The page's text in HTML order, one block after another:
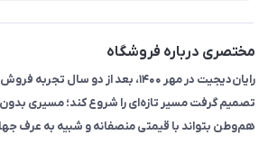
مختصری درباره فروشگاه
رایان‌دیجیت در مهر ۱۴۰۰، بعد از دو سال
تصمیم گرفت مسیر تازه‌ای را شروع کند؛ مسیری
هم‌وطن بتواند با قیمتی منصفانه و شبیه به عرف